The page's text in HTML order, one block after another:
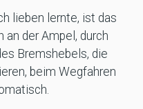
lieben lernte, ist das
an der Ampel, durch
Bremshebels, die
beim Wegfahren